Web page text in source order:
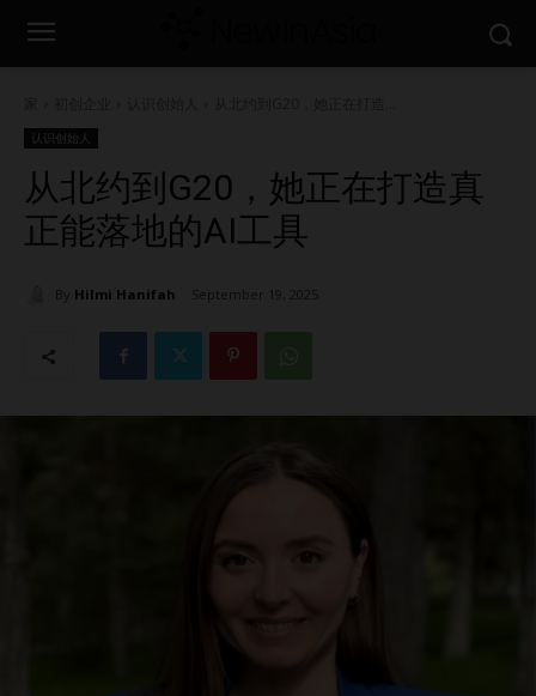
认识创始人
从北约到G20，她正在打造真
正能落地的AI工具
By Hilmi Hanifah September 19, 2025